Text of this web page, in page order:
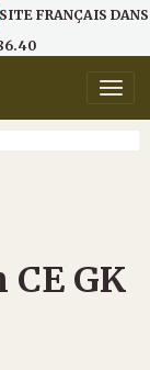
SITE FRANÇAIS DANS
CE GK